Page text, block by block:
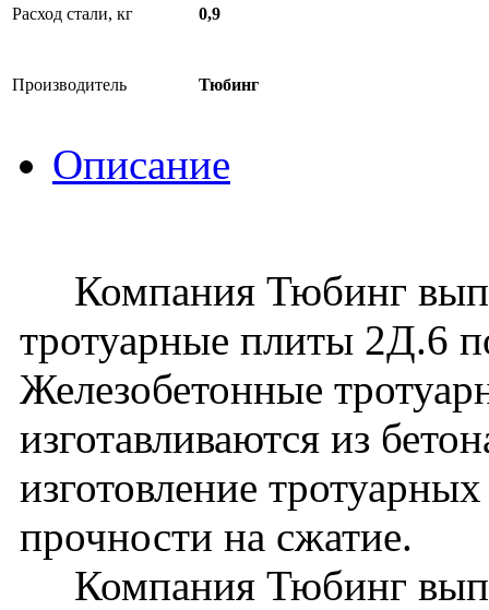
Расход стали, кг 0,9
Производитель Тюбинг
Описание
Компания Тюбинг
тротуарные плиты 2Д.6
Железобетонные
изготавливаются из
изготовление
прочности на сжатие.
Компания Тюбинг